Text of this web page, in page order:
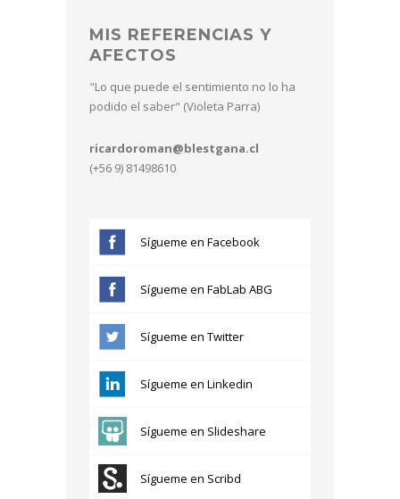
MIS REFERENCIAS Y
AFECTOS
"Lo que puede el sentimiento no lo ha
podido el saber" (Violeta Parra)
ricardoroman@blestgana.cl
(+56 9) 81498610
Sígueme en Facebook
Sígueme en FabLab ABG
Sígueme en Twitter
Sígueme en Linkedin
Sígueme en Slideshare
Sígueme en Scribd